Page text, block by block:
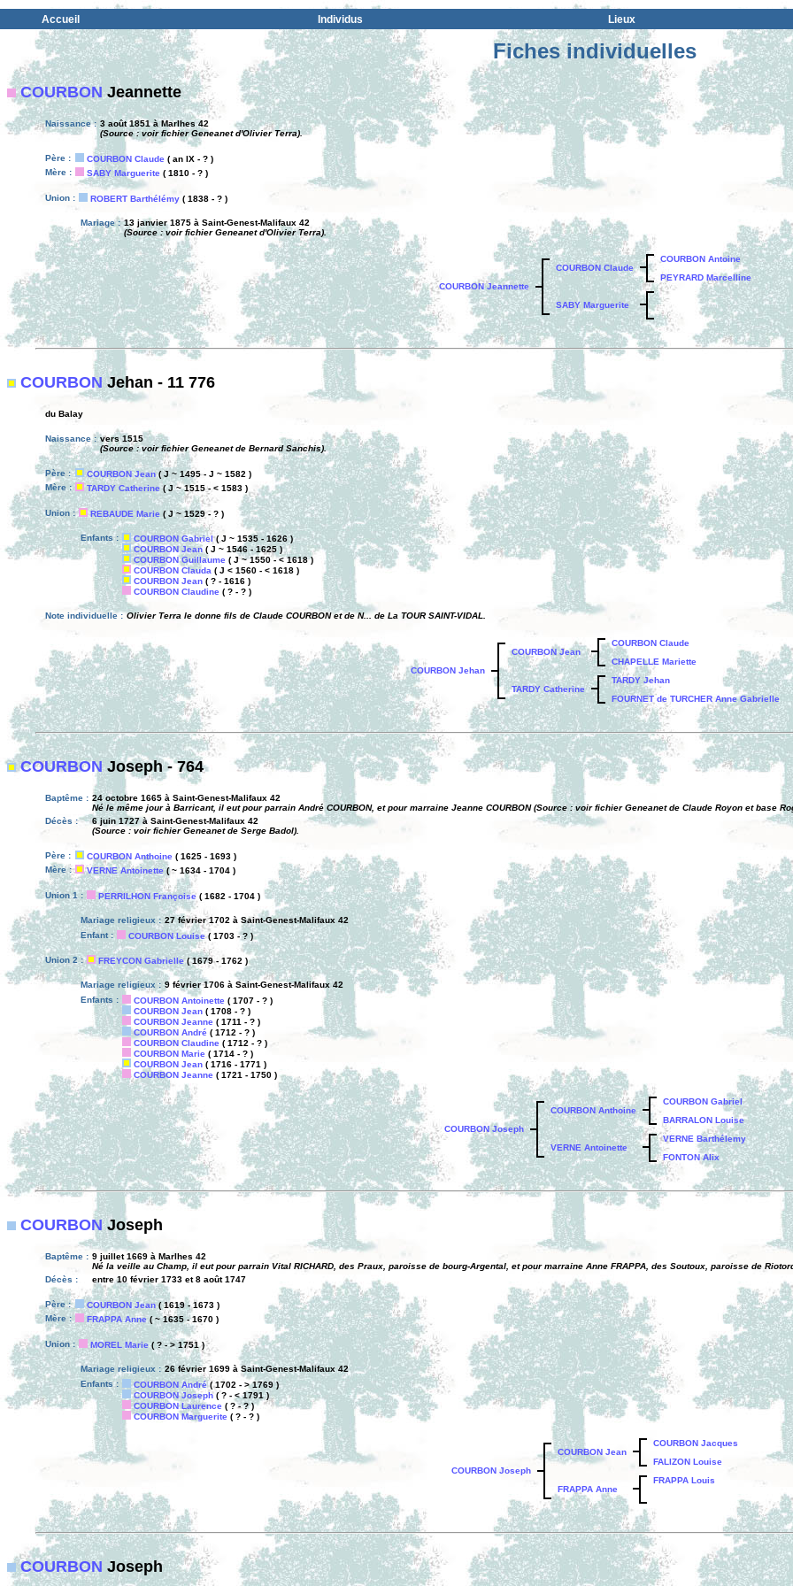
Accueil Individus Lieux
Fiches individuelles
COURBONJeannette
Naissance : 3 août 1851 à Marlhes 42
(Source : voir fichier Geneanet d'Olivier Terra).
Père : COURBON Claude ( an IX - ? )
Mère :
SABY Marguerite ( 1810 - ? )
Union : ROBERT Barthélémy ( 1838 - ? )
Mariage : 13 janvier 1875 à Saint-Genest-Malifaux 42
(Source : voir fichier Geneanet d'Olivier Terra).
COURBON Jeannette
COURBON Claude
COURBON Antoine
PEYRARD Marcelline
SABY Marguerite
COURBON Jehan - 11 776
du Balay
Naissance : vers 1515
(Source : voir fichier Geneanet de Bernard Sanchis).
Père : COURBON Jean( J ~ 1495 - J ~ 1582 )
Mère :
TARDY Catherine( J ~ 1515 - < 1583 )
Union : REBAUDE Marie ( J ~ 1529 - ? )
Enfants : COURBON Gabriel( J ~ 1535 - 1626 )
COURBON Jean( J ~ 1546 - 1625 )
COURBON Guillaume ( J ~ 1550 - < 1618 )
COURBON Clauda ( J < 1560 - < 1618 )
COURBON Jean ( ? - 1616 )
COURBON Claudine ( ? - ? )
Note individuelle : Olivier Terra le donne fils de Claude COURBON et de N... de La TOUR SAINT-VIDAL.
COURBON Jehan
COURBON Jean
COURBON Claude
CHAPELLE Mariette
TARDY Catherine
TARDY Jehan
FOURNET de TURCHER Anne Gabrielle
COURBONJoseph - 764
Baptême : 24 octobre 1665 à Saint-Genest-Malifaux 42
Né le même jour à Barricant, il eut pour parrain André COURBON, et pour marraine Jeanne COURBON (Source : voir fichier Geneanet de Claude Royon et base
Décès :
6 juin 1727 à Saint-Genest-Malifaux 42
(Source : voir fichier Geneanet de Serge Badol).
Père : COURBON Anthoine ( 1625 - 1693 )
Mère :
VERNE Antoinette( ~ 1634 - 1704 )
Union 1 : PERRILHON Françoise ( 1682 - 1704 )
Mariage religieux : 27 février 1702 à Saint-Genest-Malifaux 42
Enfant :
COURBON Louise( 1703 - ? )
Union 2 : FREYCON Gabrielle( 1679 - 1762 )
Mariage religieux : 9 février 1706 à Saint-Genest-Malifaux 42
Enfants :
COURBON Antoinette ( 1707 - ? )
COURBON Jean ( 1708 - ? )
COURBON Jeanne ( 1711 - ? )
COURBON André ( 1712 - ? )
COURBON Claudine ( 1712 - ? )
COURBON Marie ( 1714 - ? )
COURBON Jean ( 1716 - 1771 )
COURBON Jeanne ( 1721 - 1750 )
COURBON Joseph
COURBON Anthoine
COURBON Gabriel
BARRALON Louise
VERNE Antoinette
VERNE Barthélemy
FONTON Alix
COURBONJoseph
Baptême : 9 juillet 1669 à Marlhes 42
Né la veille au Champ, il eut pour parrain Vital RICHARD, des Praux, paroisse de bourg-Argental, et pour marraine Anne FRAPPA, des Soutoux, paroisse de
Décès :
entre 10 février 1733 et 8 août 1747
Père : COURBON Jean( 1619 - 1673 )
Mère :
FRAPPA Anne( ~ 1635 - 1670 )
Union : MOREL Marie( ? - > 1751 )
Mariage religieux : 26 février 1699 à Saint-Genest-Malifaux 42
Enfants :
COURBON André ( 1702 - > 1769 )
COURBON Joseph ( ? - < 1791 )
COURBON Laurence ( ? - ? )
COURBON Marguerite ( ? - ? )
COURBON Joseph
COURBON Jean
COURBON Jacques
FALIZON Louise
FRAPPA Anne
FRAPPA Louis
COURBON Joseph